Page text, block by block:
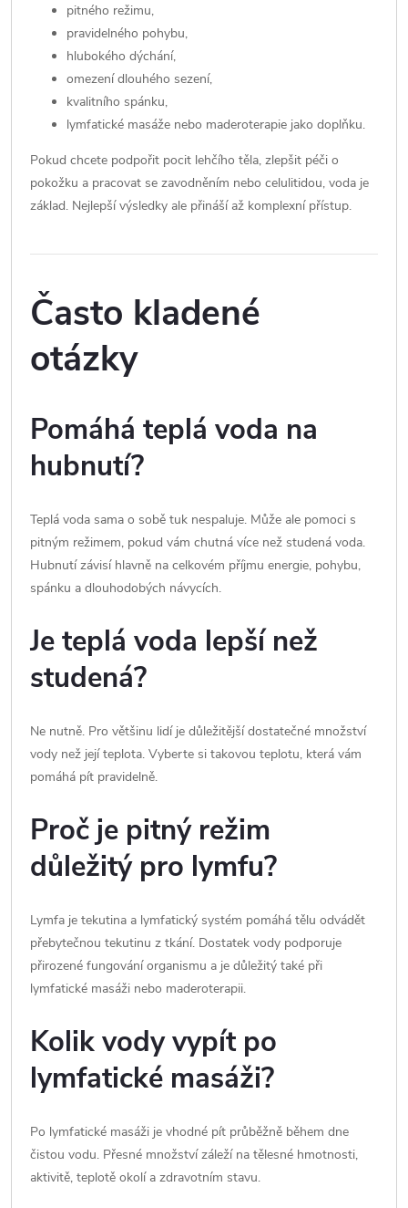
pitného režimu,
pravidelného pohybu,
hlubokého dýchání,
omezení dlouhého sezení,
kvalitního spánku,
lymfatické masáže nebo maderoterapie jako doplňku.
Pokud chcete podpořit pocit lehčího těla, zlepšit péči o
pokožku a pracovat se zavodněním nebo celulitidou, voda je
základ. Nejlepší výsledky ale přináší až komplexní přístup.
Často kladené
otázky
Pomáhá teplá voda na
hubnutí?
Teplá voda sama o sobě tuk nespaluje. Může ale pomoci s
pitným režimem, pokud vám chutná více než studená voda.
Hubnutí závisí hlavně na celkovém příjmu energie, pohybu,
spánku a dlouhodobých návycích.
Je teplá voda lepší než
studená?
Ne nutně. Pro většinu lidí je důležitější dostatečné množství
vody než její teplota. Vyberte si takovou teplotu, která vám
pomáhá pít pravidelně.
Proč je pitný režim
důležitý pro lymfu?
Lymfa je tekutina a lymfatický systém pomáhá tělu odvádět
přebytečnou tekutinu z tkání. Dostatek vody podporuje
přirozené fungování organismu a je důležitý také při
lymfatické masáži nebo maderoterapii.
Kolik vody vypít po
lymfatické masáži?
Po lymfatické masáži je vhodné pít průběžně během dne
čistou vodu. Přesné množství záleží na tělesné hmotnosti,
aktivitě, teplotě okolí a zdravotním stavu.